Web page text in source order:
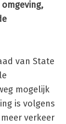
van State
mogelijk
is volgens
verkeer